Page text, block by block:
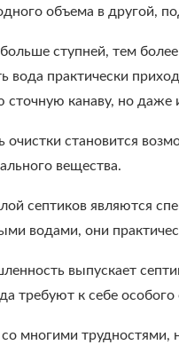
объема в другой,
больше ступней, тем
вода практически
канаву, но даже
очистки становится
вещества.
септиков являются
водами, они
выпускает
требуют к себе
со многими